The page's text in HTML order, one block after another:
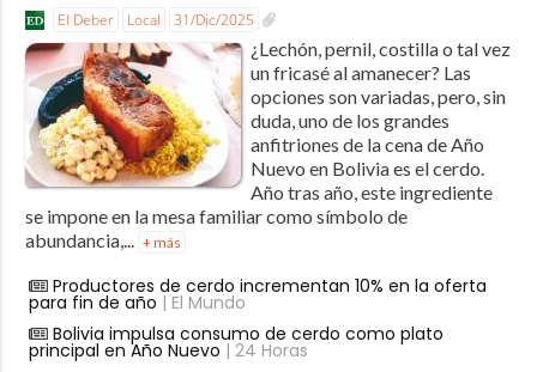
El Deber Local 31/Dic/2025
¿Lechón, pernil, costilla o tal vez
un fricasé al amanecer? Las
opciones son variadas, pero, sin
duda, uno de los grandes
anfitriones de la cena de Año
Nuevo en Bolivia es el cerdo.
Año tras año, este ingrediente
se impone en la mesa familiar como símbolo de
abundancia,...
+ más
Productores de cerdo incrementan 10% en la oferta
para fin de año | El Mundo
Bolivia impulsa consumo de cerdo como plato
principal en Año Nuevo | 24 Horas